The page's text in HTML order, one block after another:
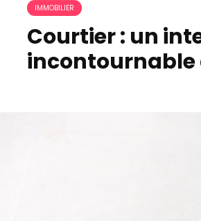
IMMOBILIER
Courtier : un